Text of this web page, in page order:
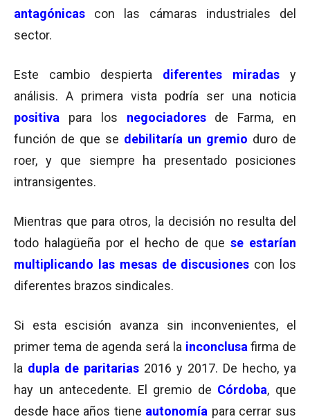
antagónicas con las cámaras industriales del
sector.
Este cambio despierta diferentes miradas y
análisis. A primera vista podría ser una noticia
positiva
para los negociadores
de Farma, en
función de que se debilitaría un gremio duro de
roer, y que siempre ha presentado posiciones
intransigentes.
Mientras que para otros, la decisión no resulta del
todo halagüeña por el hecho de que se estarían
multiplicando las mesas de discusiones con los
diferentes brazos sindicales.
Si esta escisión avanza sin inconvenientes, el
primer tema de agenda será la inconclusa firma de
la dupla de paritarias 2016 y 2017. De hecho, ya
hay un antecedente. El gremio de Córdoba, que
desde hace años tiene autonomía para cerrar sus